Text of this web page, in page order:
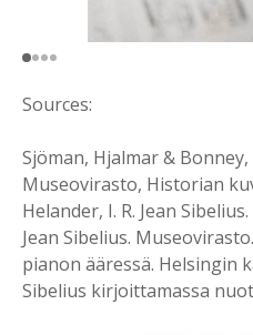
Sources:
Sjöman, Hjalmar &
Museovirasto, Historian
Helander, I. R. Jean
Jean Sibelius.
pianon ääressä. Helsingin
Sibelius kirjoittamassa